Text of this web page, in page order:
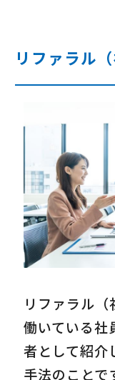
リファラル
リファラル
働いている社
者として紹介
手法のことで